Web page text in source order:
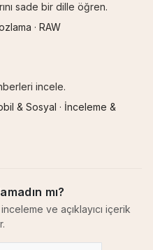
sade bir dille öğren.
· RAW
incele.
& Sosyal · İnceleme &
mı?
ve açıklayıcı içerik